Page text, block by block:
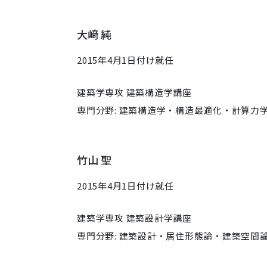
大﨑 純
2015年4月1日付け就任
建築学専攻 建築構造学講座
専門分野: 建築構造学・構造最適化・計算力
竹山 聖
2015年4月1日付け就任
建築学専攻 建築設計学講座
専門分野: 建築設計・居住形態論・建築空間